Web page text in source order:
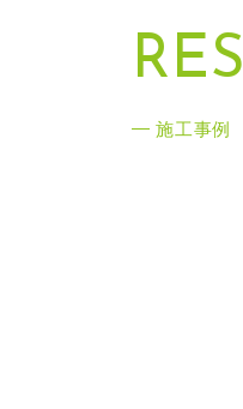
RES
施工事例